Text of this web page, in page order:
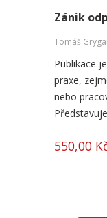
Zánik
Tomáš
Publikace
praxe,
nebo
550,00